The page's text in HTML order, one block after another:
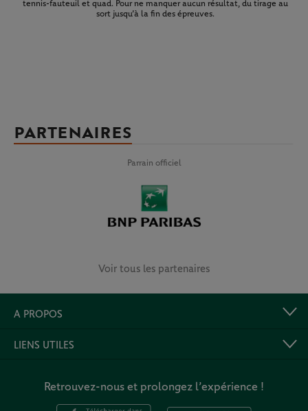
tennis-fauteuil et quad. Pour ne manquer aucun résultat, du tirage au
sort jusqu’à la fin des épreuves.
PARTENAIRES
Parrain officiel
Voir tous les partenaires
A PROPOS
LIENS UTILES
Retrouvez-nous et prolongez l’expérience !